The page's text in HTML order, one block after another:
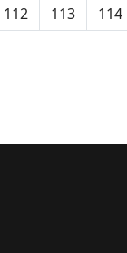
112 113 114